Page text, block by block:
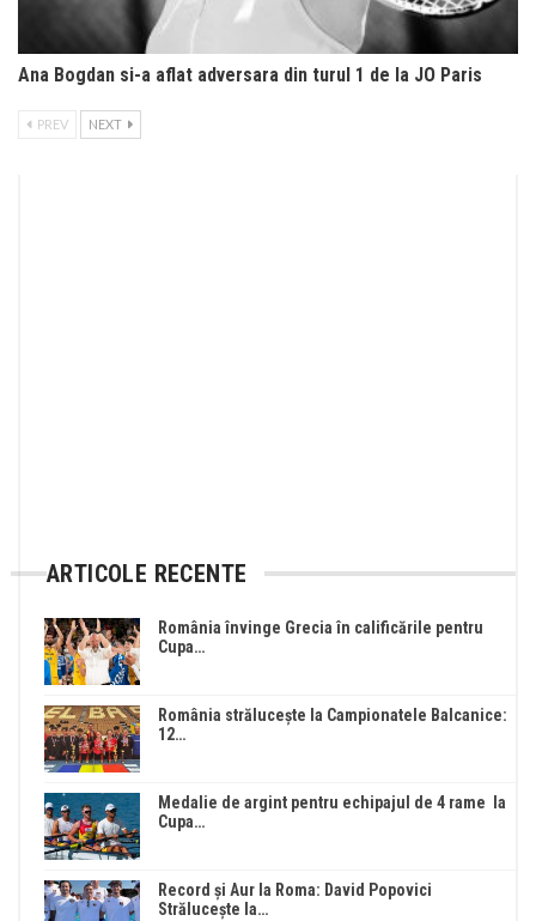
Ana Bogdan si-a aflat adversara din turul 1 de la JO Paris
PREV NEXT
ARTICOLE RECENTE
România învinge Grecia în calificările pentru
Cupa…
România strălucește la Campionatele Balcanice:
12…
Medalie de argint pentru echipajul de 4 rame la
Cupa…
Record și Aur la Roma: David Popovici
Strălucește la…